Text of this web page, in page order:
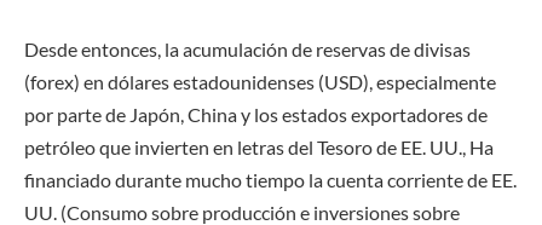
Desde entonces, la acumulación de reservas de divisas
(forex) en dólares estadounidenses (USD), especialmente
por parte de Japón, China y los estados exportadores de
petróleo que invierten en letras del Tesoro de EE. UU., Ha
financiado durante mucho tiempo la cuenta corriente de EE.
UU. (Consumo sobre producción e inversiones sobre